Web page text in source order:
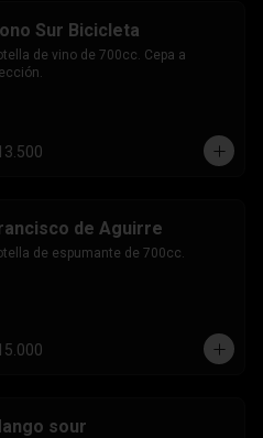
Sur Bicicleta
de vino de 700cc. Cepa a
de Aguirre
de espumante de 700cc.
sour